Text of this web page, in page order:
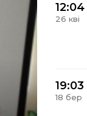
12:04
26 кві
19:03
18 бер